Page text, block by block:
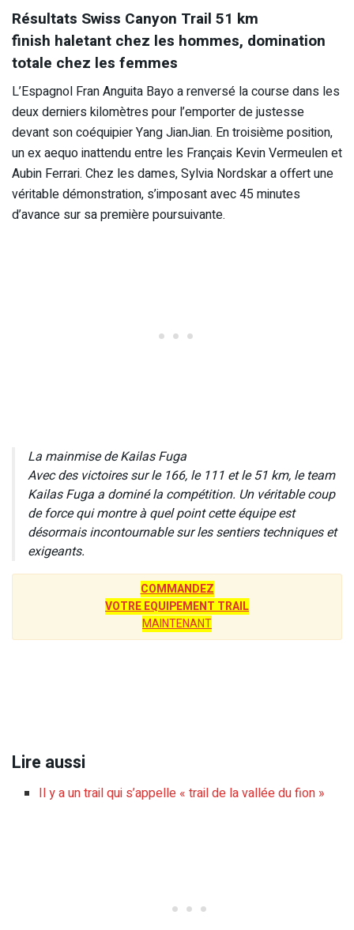
Résultats Swiss Canyon Trail 51 km
finish haletant chez les hommes, domination
totale chez les femmes
L’Espagnol Fran Anguita Bayo a renversé la course dans les
deux derniers kilomètres pour l’emporter de justesse
devant son coéquipier Yang JianJian. En troisième position,
un ex aequo inattendu entre les Français Kevin Vermeulen et
Aubin Ferrari. Chez les dames, Sylvia Nordskar a offert une
véritable démonstration, s’imposant avec 45 minutes
d’avance sur sa première poursuivante.
La mainmise de Kailas Fuga
Avec des victoires sur le 166, le 111 et le 51 km, le team
Kailas Fuga a dominé la compétition. Un véritable coup
de force qui montre à quel point cette équipe est
désormais incontournable sur les sentiers techniques et
exigeants.
COMMANDEZ
VOTRE EQUIPEMENT TRAIL
MAINTENANT
Lire aussi
Il y a un trail qui s’appelle « trail de la vallée du fion »